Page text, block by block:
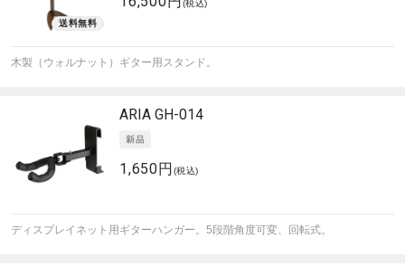
(税込)
木製（ウォルナット）ギター用スタンド。
ARIA GH-014
1,650円 (税込)
ディスプレイネット用ギターハンガー。5段階角度可変、回転式。